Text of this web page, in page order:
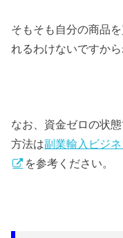
そもそも自分の商品
れるわけないですか
なお、資金ゼロの状
方法は副業輸入ビジ
を参考ください。